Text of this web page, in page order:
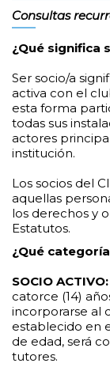
Consultas
¿Qué significa
Ser socio/a
activa con el
esta forma
todas sus
actores
institución.
Los socios del
aquellas
los derechos y
Estatutos.
¿Qué
SOCIO ACTIVO:
catorce (14)
incorporarse al
establecido en
de edad, será
tutores.